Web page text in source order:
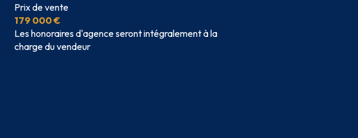
Prix de vente
179 000 €
Les honoraires d'agence seront intégralement à la
charge du vendeur